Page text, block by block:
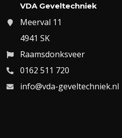
VDA Geveltechniek
Meerval 11
4941 SK
Raamsdonksveer
0162 511 720
info@vda-geveltechniek.nl